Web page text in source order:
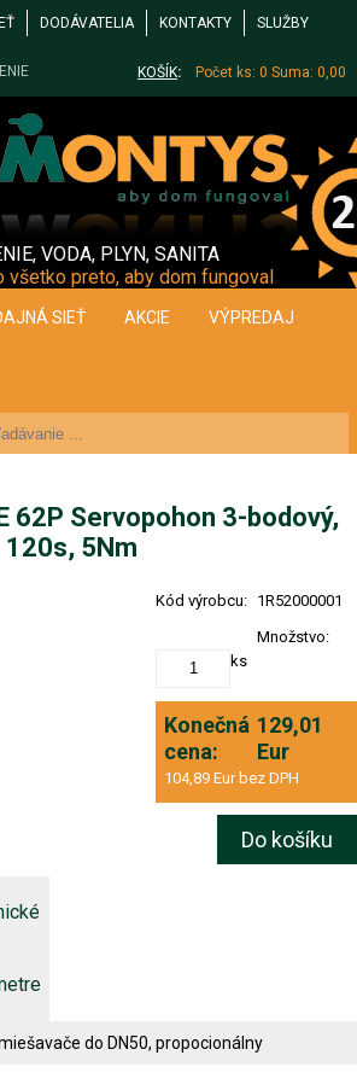
DODÁVATELIA KONTAKTY SLUŽBY
KOŠÍK: Počet ks: 0 Suma: 0,00
VODA, PLYN, SANITA
všetko preto, aby dom fungoval
SIEŤ AKCIE VÝPREDAJ
62P Servopohon 3-bodový,
120s, 5Nm
Kód výrobcu: 1R52000001
Množstvo:
ks
Konečná
cena:
129,01
Eur
104,89 Eur bez DPH
Do košíku
do DN50, propocionálny